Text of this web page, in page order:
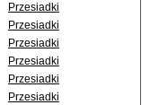
Przesiadki
Przesiadki
Przesiadki
Przesiadki
Przesiadki
Przesiadki